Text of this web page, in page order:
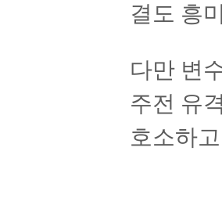
결도 흥
다만 변
주전 유
호소하